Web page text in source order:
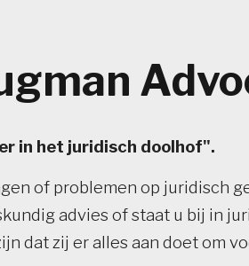
in het juridisch doolhof".
of problemen op juridisch
advies of staat u bij in
dat zij er alles aan doet om